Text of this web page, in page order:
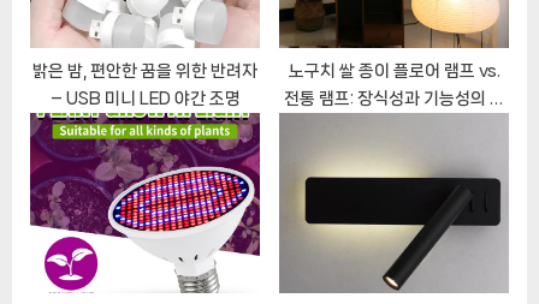
밝은 밤, 편안한 꿈을 위한 반려자
– USB 미니 LED 야간 조명
노구치 쌀 종이 플로어 램프 vs.
전통 램프: 장식성과 기능성의 만